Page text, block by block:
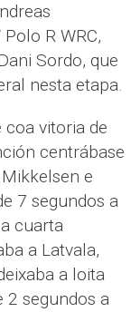
R WRC,
Sordo, que
nesta etapa.
coa vitoria de
centrábase
e
7 segundos a
cuarta
a Latvala,
a loita
2 segundos a